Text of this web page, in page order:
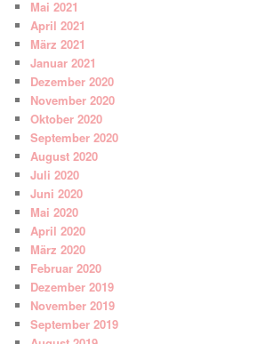
Mai 2021
April 2021
März 2021
Januar 2021
Dezember 2020
November 2020
Oktober 2020
September 2020
August 2020
Juli 2020
Juni 2020
Mai 2020
April 2020
März 2020
Februar 2020
Dezember 2019
November 2019
September 2019